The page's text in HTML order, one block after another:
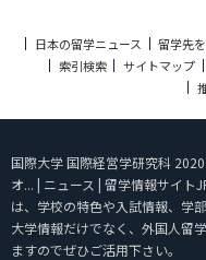
日本の留学ニュース 留学先
索引検索
サイトマップ
国際大学 国際経営学研究科
オ... | ニュース | 留学情報サイト
は、学校の特色や入試情報、学
大学情報だけでなく、外国人留
ますのでぜひご活用下さい。